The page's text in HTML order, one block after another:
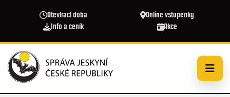
Otevírací doba
Online vstupenky
Info a ceník
Akce